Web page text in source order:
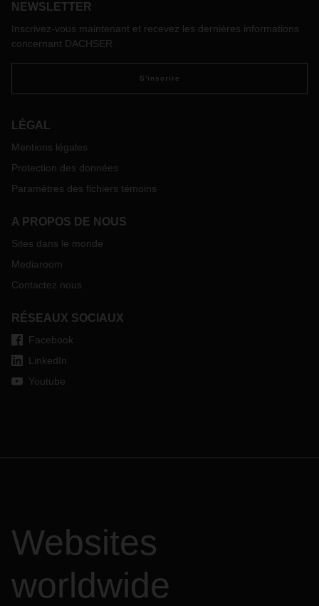
de 7,5 tonnes. Le montant de la majoration dépendra des
NEWSLETTER
Inscrivez-vous maintenant et recevez les dernières informations
concernant DACHSER
S'inscrire
LÉGAL
Mentions légales
Protection des données
Paramètres des fichiers témoins
A PROPOS DE NOUS
Sites dans le monde
Mediaroom
Contactez nous
RÉSEAUX SOCIAUX
Facebook
LinkedIn
Youtube
Websites
worldwide